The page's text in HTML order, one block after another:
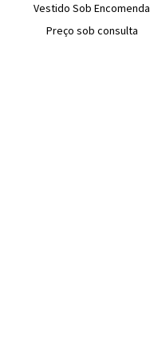
Vestido Sob Encomenda
Preço sob consulta